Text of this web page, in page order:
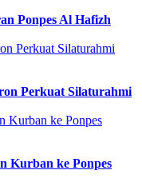
Ponpes Al Hafizh
Perkuat Silaturahmi
Kurban ke Ponpes